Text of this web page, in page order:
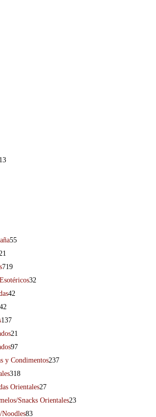
13
55
21
719
32
42
42
137
21
97
y Condimentos237
318
Orientales27
Snacks Orientales23
Noodles83